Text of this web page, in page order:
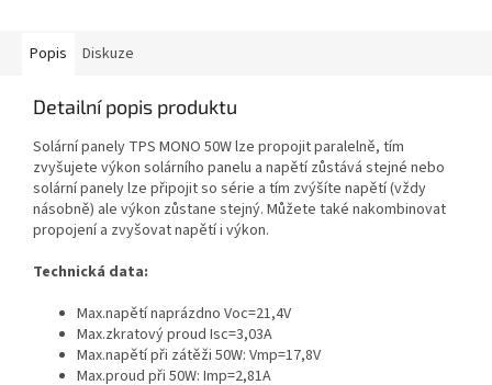
Popis Diskuze
Detailní popis produktu
Solární panely TPS MONO 50W lze propojit paralelně, tím
zvyšujete výkon solárního panelu a napětí zůstává stejné nebo
solární panely lze připojit so série a tím zvýšíte napětí (vždy
násobně) ale výkon zůstane stejný. Můžete také nakombinovat
propojení a zvyšovat napětí i výkon.
Technická data:
Max.napětí naprázdno Voc=21,4V
Max.zkratový proud Isc=3,03A
Max.napětí při zátěži 50W: Vmp=17,8V
Max.proud při 50W: Imp=2,81A